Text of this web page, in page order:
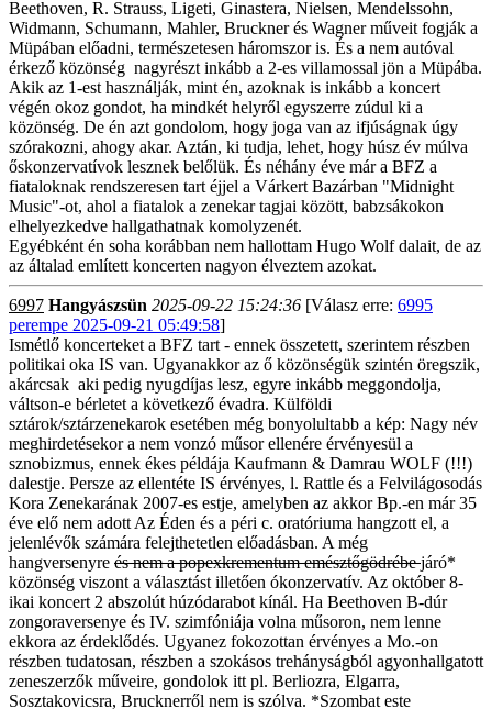
Beethoven, R. Strauss, Ligeti, Ginastera, Nielsen, Mendelssohn,
Widmann, Schumann, Mahler, Bruckner és Wagner műveit fogják a
Müpában előadni, természetesen háromszor is. És a nem autóval
érkező közönség nagyrészt inkább a 2-es villamossal jön a Müpába.
Akik az 1-est használják, mint én, azoknak is inkább a koncert
végén okoz gondot, ha mindkét helyről egyszerre zúdul ki a
közönség. De én azt gondolom, hogy joga van az ifjúságnak úgy
szórakozni, ahogy akar. Aztán, ki tudja, lehet, hogy húsz év múlva
őskonzervatívok lesznek belőlük. És néhány éve már a BFZ a
fiataloknak rendszeresen tart éjjel a Várkert Bazárban "Midnight
Music"-ot, ahol a fiatalok a zenekar tagjai között, babzsákokon
elhelyezkedve hallgathatnak komolyzenét.
Egyébként én soha korábban nem hallottam Hugo Wolf dalait, de az
az általad említett koncerten nagyon élveztem azokat.
6997 Hangyászsün 2025-09-22 15:24:36 [Válasz erre: 6995
perempe 2025-09-21 05:49:58]
Ismétlő koncerteket a BFZ tart - ennek összetett, szerintem részben
politikai oka IS van. Ugyanakkor az ő közönségük szintén öregszik,
akárcsak aki pedig nyugdíjas lesz, egyre inkább meggondolja,
váltson-e bérletet a következő évadra. Külföldi
sztárok/sztárzenekarok esetében még bonyolultabb a kép: Nagy név
meghirdetésekor a nem vonzó műsor ellenére érvényesül a
sznobizmus, ennek ékes példája Kaufmann & Damrau WOLF (!!!)
dalestje. Persze az ellentéte IS érvényes, l. Rattle és a Felvilágosodás
Kora Zenekarának 2007-es estje, amelyben az akkor Bp.-en már 35
éve elő nem adott Az Éden és a péri c. oratóriuma hangzott el, a
jelenlévők számára felejthetetlen előadásban. A még
hangversenyre és nem a popexkrementum emésztőgödrébejáró*
közönség viszont a választást illetően ókonzervatív. Az október 8-
ikai koncert 2 abszolút húzódarabot kínál. Ha Beethoven B-dúr
zongoraversenye és IV. szimfóniája volna műsoron, nem lenne
ekkora az érdeklődés. Ugyanez fokozottan érvényes a Mo.-on
részben tudatosan, részben a szokásos trehányságból agyonhallgatott
zeneszerzők műveire, gondolok itt pl. Berliozra, Elgarra,
Sosztakovicsra, Brucknerről nem is szólva. *Szombat este